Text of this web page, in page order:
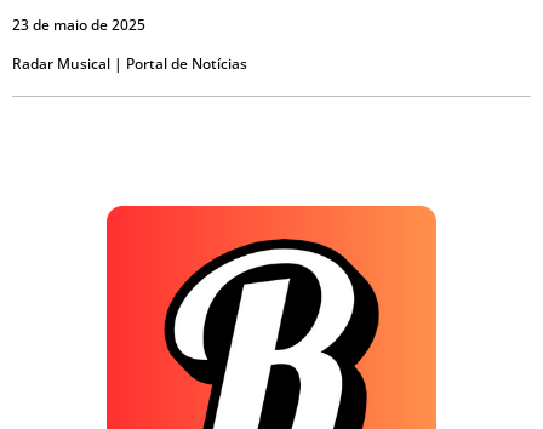
23 de maio de 2025
Radar Musical | Portal de Notícias